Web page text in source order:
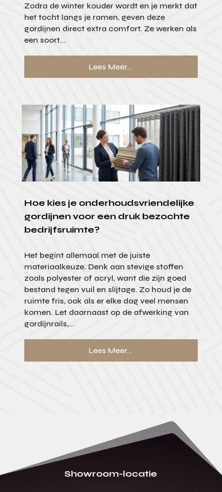
Zodra de winter kouder wordt en je merkt dat
het tocht langs je ramen, geven deze
gordijnen direct extra comfort. Ze werken als
een soort...
Lees Meer...
Hoe kies je onderhoudsvriendelijke
gordijnen voor een druk bezochte
bedrijfsruimte?
Het begint allemaal met de juiste
materiaalkeuze. Denk aan stevige stoffen
zoals polyester of acryl, want die zijn goed
bestand tegen vuil en slijtage. Zo houd je de
ruimte fris, ook als er elke dag veel mensen
komen. Let daarnaast op de afwerking van
gordijnrails,...
Lees Meer...
Showroom-locatie